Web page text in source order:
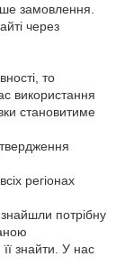
замовлення.
через
то
використання
становитиме
регіонах
потрібну
знайти. У нас